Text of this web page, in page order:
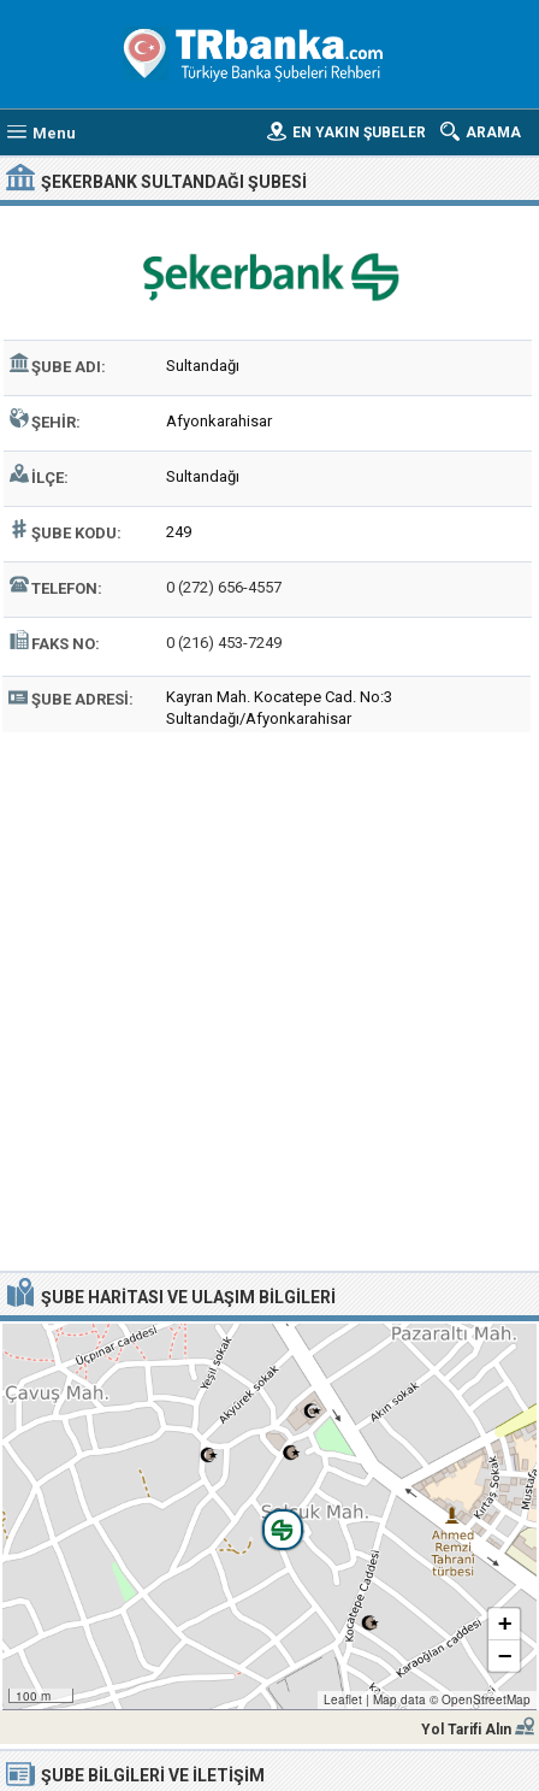
Menu ARAMA
EN YAKIN ŞUBELER
ŞEKERBANK SULTANDAĞI ŞUBESI
ŞUBE ADI: Sultandağı
ŞEHIR: Afyonkarahisar
İLÇE: Sultandağı
ŞUBE KODU: 249
TELEFON: 0 (272) 656-4557
FAKS NO: 0 (216) 453-7249
ŞUBE ADRESI:
Kayran Mah. Kocatepe Cad. No:3
Sultandağı/Afyonkarahisar
ŞUBE HARITASI VE ULAŞIM BILGILERI
100 m
+
−
Leaflet | Map data © OpenStreetMap
Yol Tarifi Alın
ŞUBE BILGILERI VE İLETIŞIM